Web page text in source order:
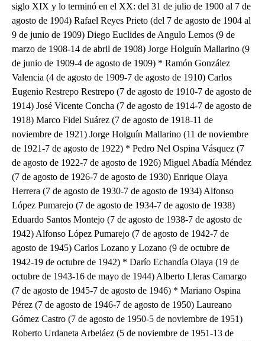
siglo XIX y lo terminó en el XX: del 31 de julio de 1900 al 7 de
agosto de 1904) Rafael Reyes Prieto (del 7 de agosto de 1904 al
9 de junio de 1909) Diego Euclides de Angulo Lemos (9 de
marzo de 1908-14 de abril de 1908) Jorge Holguín Mallarino (9
de junio de 1909-4 de agosto de 1909) * Ramón González
Valencia (4 de agosto de 1909-7 de agosto de 1910) Carlos
Eugenio Restrepo Restrepo (7 de agosto de 1910-7 de agosto de
1914) José Vicente Concha (7 de agosto de 1914-7 de agosto de
1918) Marco Fidel Suárez (7 de agosto de 1918-11 de
noviembre de 1921) Jorge Holguín Mallarino (11 de noviembre
de 1921-7 de agosto de 1922) * Pedro Nel Ospina Vásquez (7
de agosto de 1922-7 de agosto de 1926) Miguel Abadía Méndez
(7 de agosto de 1926-7 de agosto de 1930) Enrique Olaya
Herrera (7 de agosto de 1930-7 de agosto de 1934) Alfonso
López Pumarejo (7 de agosto de 1934-7 de agosto de 1938)
Eduardo Santos Montejo (7 de agosto de 1938-7 de agosto de
1942) Alfonso López Pumarejo (7 de agosto de 1942-7 de
agosto de 1945) Carlos Lozano y Lozano (9 de octubre de
1942-19 de octubre de 1942) * Darío Echandía Olaya (19 de
octubre de 1943-16 de mayo de 1944) Alberto Lleras Camargo
(7 de agosto de 1945-7 de agosto de 1946) * Mariano Ospina
Pérez (7 de agosto de 1946-7 de agosto de 1950) Laureano
Gómez Castro (7 de agosto de 1950-5 de noviembre de 1951)
Roberto Urdaneta Arbeláez (5 de noviembre de 1951-13 de